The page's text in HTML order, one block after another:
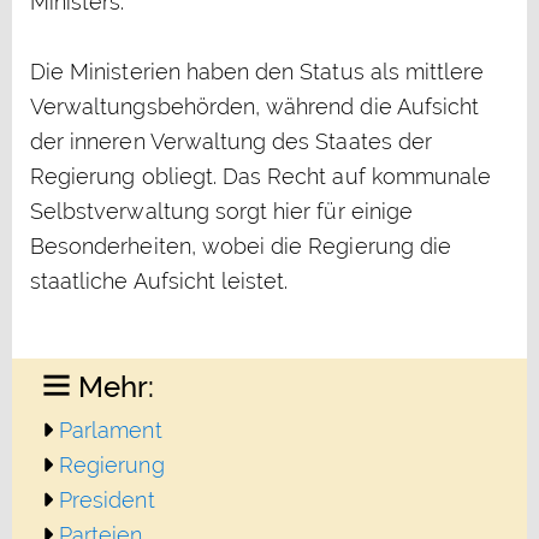
Die Ministerien haben den Status als mittlere
Verwaltungsbehörden, während die Aufsicht
der inneren Verwaltung des Staates der
Regierung obliegt. Das Recht auf kommunale
Selbstverwaltung sorgt hier für einige
Besonderheiten, wobei die Regierung die
staatliche Aufsicht leistet.
Mehr:
Parlament
Regierung
President